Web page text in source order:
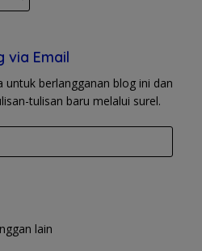
via Email
untuk berlangganan blog ini dan
tulisan baru melalui surel.
lain